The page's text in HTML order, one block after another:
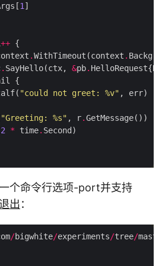
1
++
.WithTimeout(context .
. SayHello(ctx, &pb.
"could not greet: %v"
"Greeting: %s" , r.
2 * time.
个命令行选项-port并支持
出：
/bigwhite/experiments/tree/